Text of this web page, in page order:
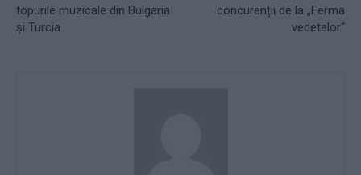
topurile muzicale din Bulgaria
şi Turcia
concurenții de la „Ferma
vedetelor“